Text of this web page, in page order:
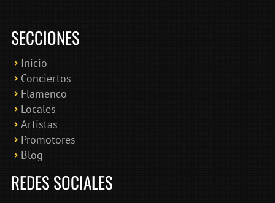
SECCIONES
Inicio
Conciertos
Flamenco
Locales
Artistas
Promotores
Blog
REDES SOCIALES